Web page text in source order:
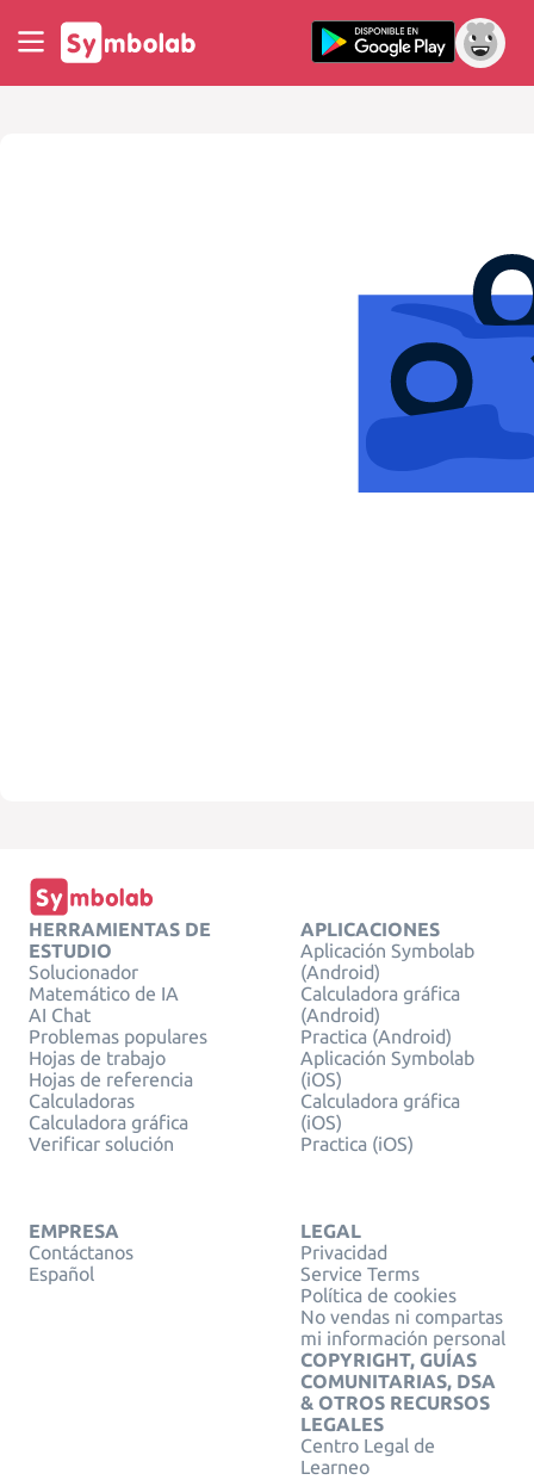
HERRAMIENTAS DE
ESTUDIO
Solucionador
Matemático de IA
AI Chat
Problemas populares
Hojas de trabajo
Hojas de referencia
Calculadoras
Calculadora gráfica
Verificar solución
APLICACIONES
Aplicación Symbolab
(Android)
Calculadora gráfica
(Android)
Practica (Android)
Aplicación Symbolab
(iOS)
Calculadora gráfica
(iOS)
Practica (iOS)
EMPRESA
Contáctanos
Español
LEGAL
Privacidad
Service Terms
Política de cookies
No vendas ni compartas
mi información personal
COPYRIGHT, GUÍAS
COMUNITARIAS, DSA
& OTROS RECURSOS
LEGALES
Centro Legal de
Learneo